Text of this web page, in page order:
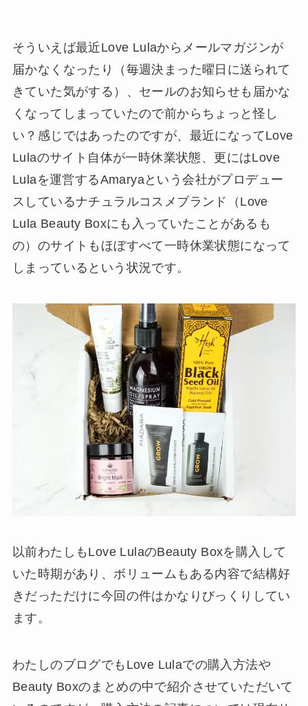
そういえば最近Love Lulaからメールマガジンが
届かなくなったり（毎週決まった曜日に送られて
きていた気がする）、セールのお知らせも届かな
くなってしまっていたので前からちょっと怪し
い？感じではあったのですが、最近になってLove
Lulaのサイト自体が一時休業状態、更にはLove
Lulaを運営するAmaryaという会社がプロデュー
スしているナチュラルコスメブランド（Love
Lula Beauty Boxにも入っていたことがあるも
の）のサイトもほぼすべて一時休業状態になって
しまっているという状況です。
以前わたしもLove LulaのBeauty Boxを購入して
いた時期があり、ボリュームもある内容で結構好
きだっただけに今回の件はかなりびっくりしてい
ます。
わたしのブログでもLove Lulaでの購入方法や
Beauty Boxのまとめの中で紹介させていただいて